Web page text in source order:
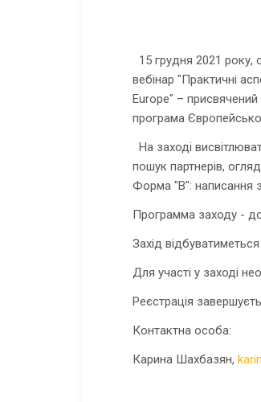
15 грудня 2021 року,
вебінар "Практичні
Europe" –
програма
На заході
пошук партнерів,
Форма "В": написання
Программа заходу -
Захід
Для участі у заході
Реєстрація
Контактна особа:
Карина Шахбазян,